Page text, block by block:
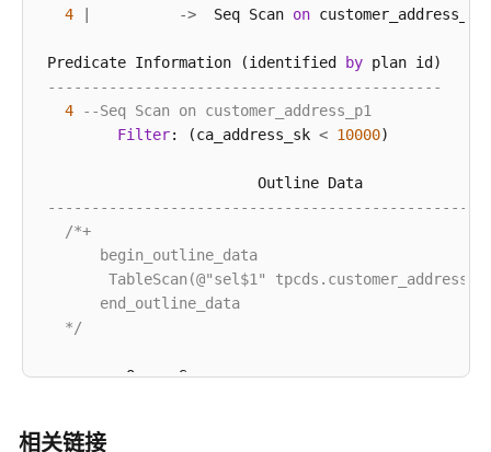
4
->
  Seq Scan
on
Predicate Information (identified by plan id)
---------------------------------------------
4
--Seq Scan on customer_address_p1
Filter: (ca_address_sk < 10000)
                         Outline Data
/*+
       begin_outline_data
TableScan(@"sel$1"
       end_outline_data
   */
====== Query Summary =====
Query Max mem:
相关链接